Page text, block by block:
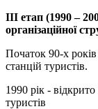
ІІІ етап (1990 –
організаційної
Початок 90-х
станцій туристів.
1990 рік -
туристів